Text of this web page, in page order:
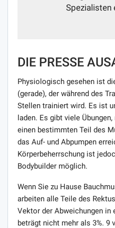
Spezialisten
DIE PRESSE
Physiologisch gesehen ist
(gerade), der während des
Stellen trainiert wird. Es ist
laden. Es gibt viele
einen bestimmten Teil des
das Auf- und Abpumpen
Körperbeherrschung ist
Bodybuilder möglich.
Wenn Sie zu Hause
arbeiten alle Teile des
Vektor der Abweichungen in
beträgt nicht mehr als 3%. 9